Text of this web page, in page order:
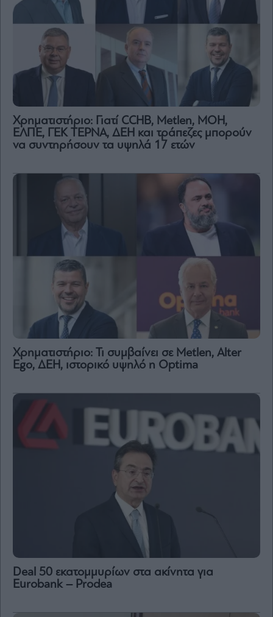
Χρηματιστήριο: Γιατί CCHB, Metlen, MOH,
ΕΛΠΕ, ΓΕΚ ΤΕΡΝΑ, ΔΕΗ και τράπεζες μπορούν
να συντηρήσουν τα υψηλά 17 ετών
Χρηματιστήριο: Τι συμβαίνει σε Metlen, Αlter
Ego, ΔΕΗ, ιστορικό υψηλό η Optima
Deal 50 εκατομμυρίων στα ακίνητα για
Eurobank – Prodea